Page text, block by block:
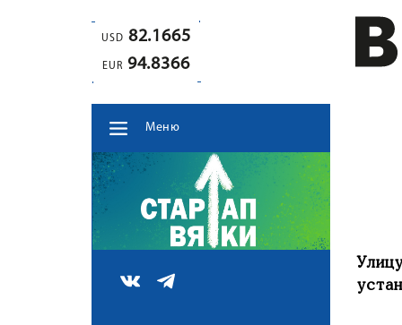
USD 82.1665
EUR 94.8366
Меню